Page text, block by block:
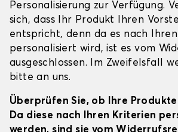
Personalisierung zur Verfügung.
sich, dass Ihr Produkt Ihren
entspricht, denn da es nach
personalisiert wird, ist es vom
ausgeschlossen. Im Zweifelsfall
bitte an uns.
Überprüfen Sie, ob Ihre
Da diese nach Ihren Kriterien